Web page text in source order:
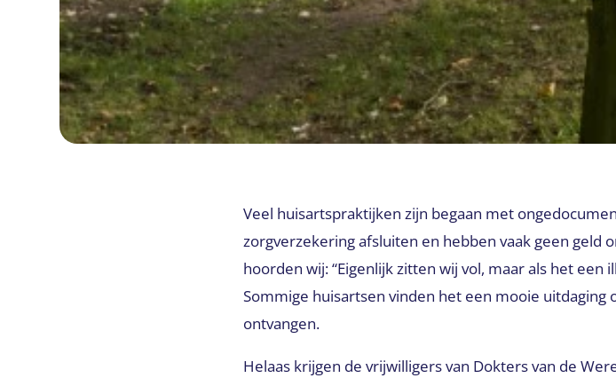
Veel huisartspraktijken zijn begaan met
zorgverzekering afsluiten en hebben vaak geen geld
hoorden wij: “Eigenlijk zitten wij vol, maar als het
Sommige huisartsen vinden het een mooie
ontvangen.
Helaas krijgen de vrijwilligers van Dokters van de